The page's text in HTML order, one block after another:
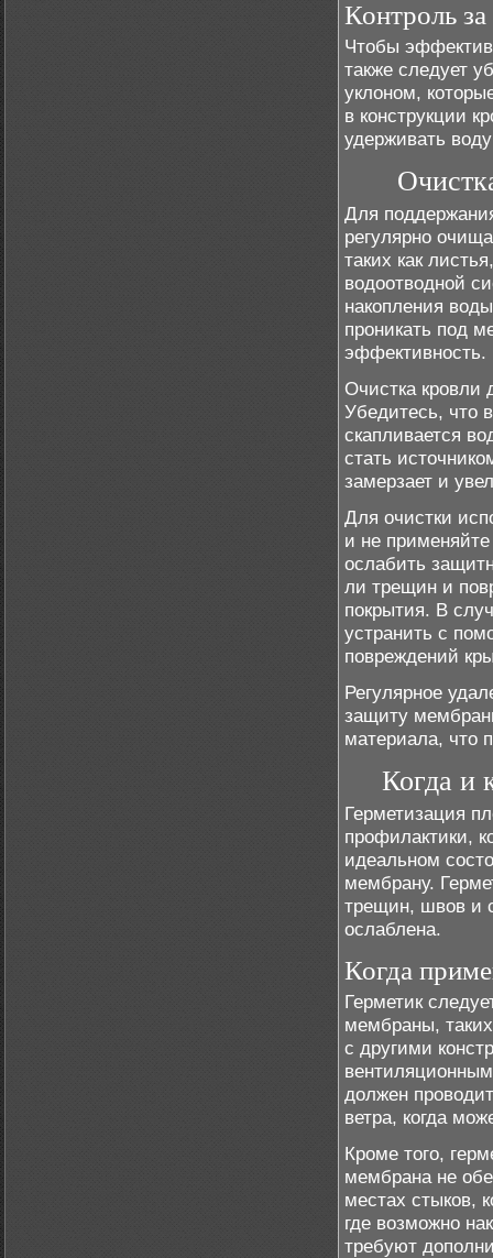
Контроль
Чтобы
также следует
уклоном,
в конструкции
удерживать
Для
регулярно
таких как
водоотводной
накопления
проникать под
эффективность.
Очистка кровли
Убедитесь, что
скапливается
стать
замерзает и
Для очистки
и не
ослабить
ли трещин и
покрытия. В
устранить с
повреждений
Регулярное
защиту
материала, что
Когда и
Герметизация
профилактики,
идеальном
мембрану.
трещин, швов и
ослаблена.
Когда
Герметик
мембраны,
с другими
должен
ветра, когда
Кроме того,
мембрана не
местах стыков,
где возможно
требуют